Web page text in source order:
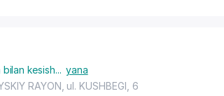
kesish... yana
RAYON , ul. KUSHBEGI, 6